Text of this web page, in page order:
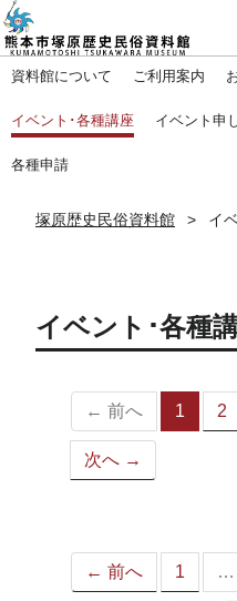
資料館について ご利用案内
イベント･各種講座 イベント申
各種申請
塚原歴史民俗資料館 イ
イベント･各種
← 前へ 1
（こ
2
次へ →
← 前へ 1 …